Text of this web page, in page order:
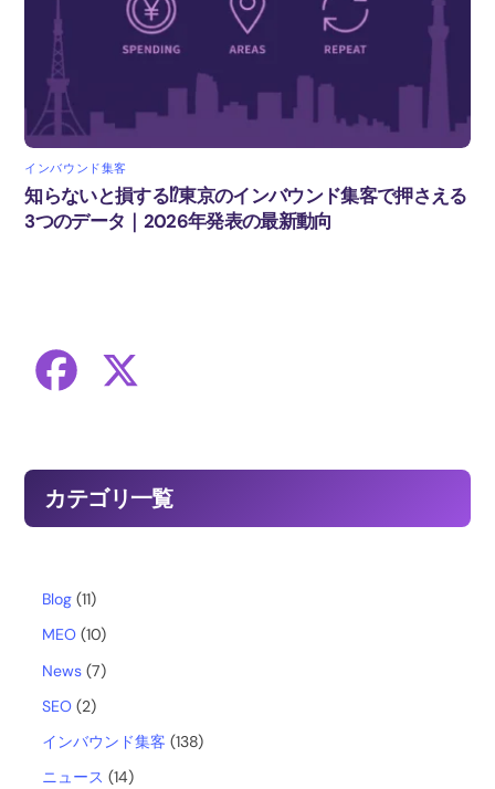
インバウンド集客
知らないと損する⁉東京のインバウンド集客で押さえる
3つのデータ｜2026年発表の最新動向
b
o
o
カテゴリ一覧
Blog (11)
MEO (10)
News (7)
SEO (2)
インバウンド集客 (138)
ニュース (14)